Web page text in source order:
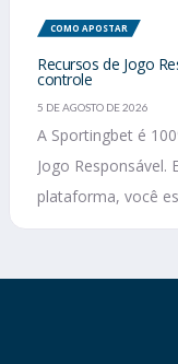
COMO APOSTAR
Recursos de Jogo
controle
5 DE AGOSTO DE 2026
A Sportingbet é
Jogo
plataforma, você